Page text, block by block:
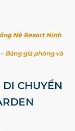
Nê Resort Ninh
Bảng giá phòng và
CHUYỂN